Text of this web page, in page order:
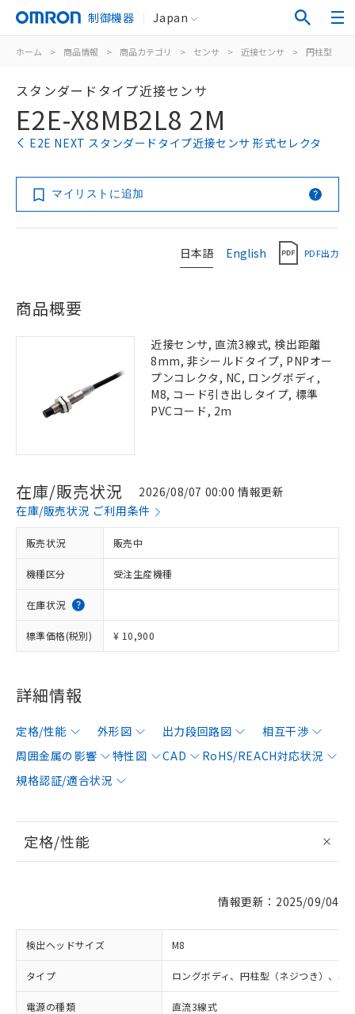
制御機器 Japan
ホーム > 商品情報 > 商品カテゴリ > センサ > 近接センサ > 円柱型
スタンダードタイプ近接センサ
E2E-X8MB2L8 2M
E2E NEXT スタンダードタイプ近接センサ 形式セレクタ
マイリストに追加
日本語 English PDF出力
商品概要
近接センサ, 直流3線式, 検出距離
8mm, 非シールドタイプ, PNPオー
プンコレクタ, NC, ロングボディ,
M8, コード引き出しタイプ, 標準
PVCコード, 2m
在庫/販売状況
2026/08/07 00:00 情報更新
在庫/販売状況 ご利用条件
販売状況 販売中
機種区分 受注生産機種
在庫状況
標準価格(税別) ¥ 10,900
詳細情報
定格/性能 外形図 出力段回路図
相互干渉
周囲金属の影響
特性図 CAD
RoHS/REACH対応状況
規格認証/適合状況
定格/性能
情報更新：2025/09/04
検出ヘッドサイズ M8
タイプ ロングボディ、円柱型（ネジつき）、非
電源の種類 直流3線式